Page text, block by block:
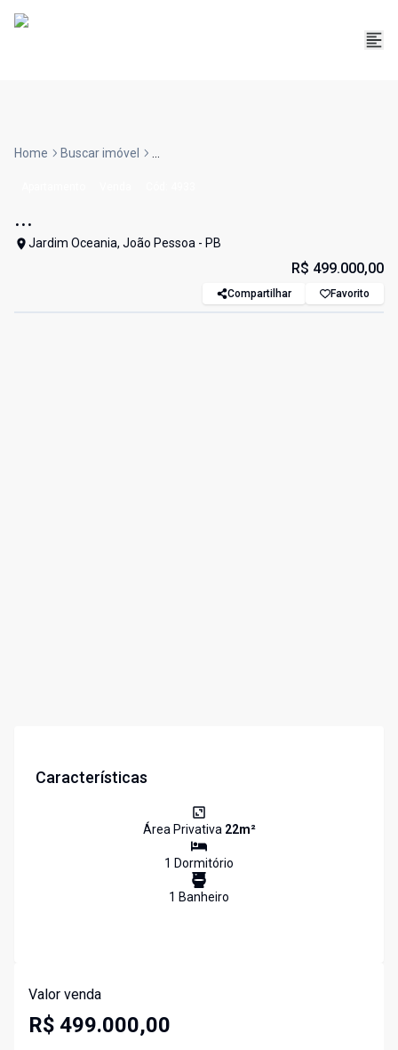
Home Buscar imóvel ...
...
Jardim Oceania, João Pessoa - PB
R$ 499.000,00
Compartilhar Favorito
Características
Área Privativa 22m²
1 Dormitório
1 Banheiro
Valor venda
R$ 499.000,00